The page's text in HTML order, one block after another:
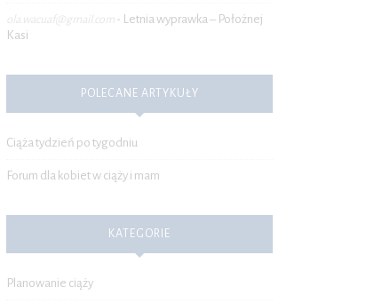
ola.wacuaf@gmail.com - Letnia wyprawka – Położnej
Kasi
POLECANE ARTYKUŁY
Ciąża tydzień po tygodniu
Forum dla kobiet w ciąży i mam
KATEGORIE
Planowanie ciąży